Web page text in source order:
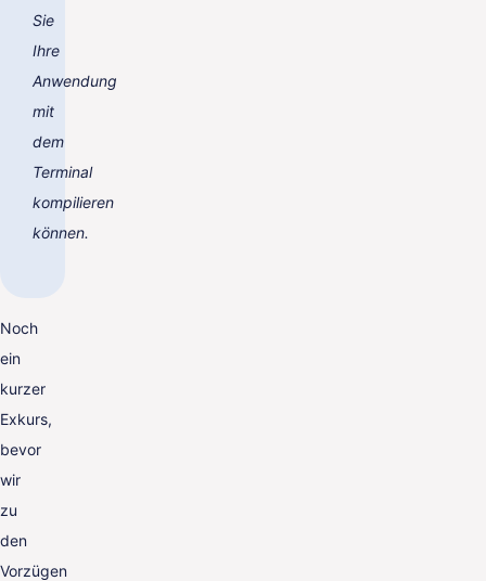
Sie
Ihre
Anwendung
mit
dem
Terminal
kompilieren
können.
Noch
ein
kurzer
Exkurs,
bevor
wir
zu
den
Vorzügen